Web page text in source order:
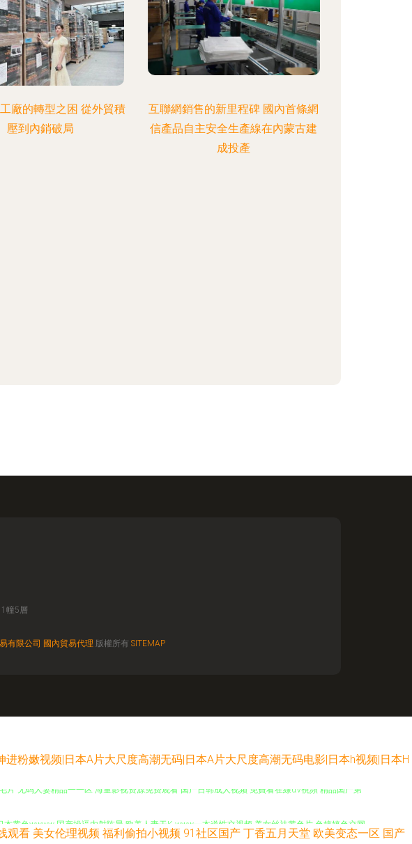
廠的轉型之困 從外貿積
壓到內銷破局
互聯網銷售的新里程碑 國內首條網
信產品自主安全生產線在內蒙古建
成投產
幢5層
有限公司 國內貿易代理 版權所有 SITEMAP
粉嫩视频|日本A片大尺度高潮无码|日本A片大尺度高潮无码电影|日本h视频|日本H
无码人妻精品一一区 海量影视资源免费观看 国产日韩成人视频 免費看在線αV視頻 精品国产第
观看 美女伦理视频 福利偷拍小视频 91社区国产 丁香五月天堂 欧美变态一区 国产